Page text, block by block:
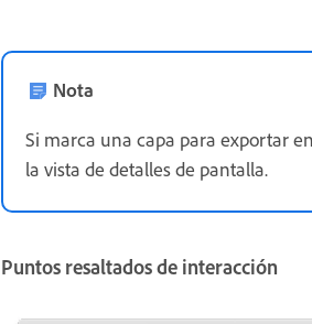
Nota
Si marca una capa para exportar
la vista de detalles de pantalla.
Puntos resaltados de interacción